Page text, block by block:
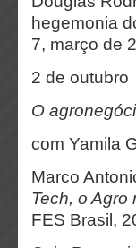
hegemonia
7, março de
2 de outubro
O
com Yamila
Marco
Tech, o Agro
FES Brasil,